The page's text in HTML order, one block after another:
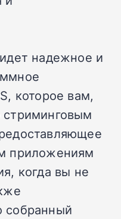
надежное и
которое вам,
приложениям
когда вы не
собранный